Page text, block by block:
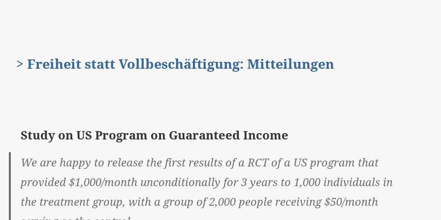
> Freiheit statt Vollbeschäftigung: Mitteilungen
Study on US Program on Guaranteed Income
We are happy to release the first results of a RCT of a US program that
provided $1,000/month unconditionally for 3 years to 1,000 individuals in
the treatment group, with a group of 2,000 people receiving $50/month